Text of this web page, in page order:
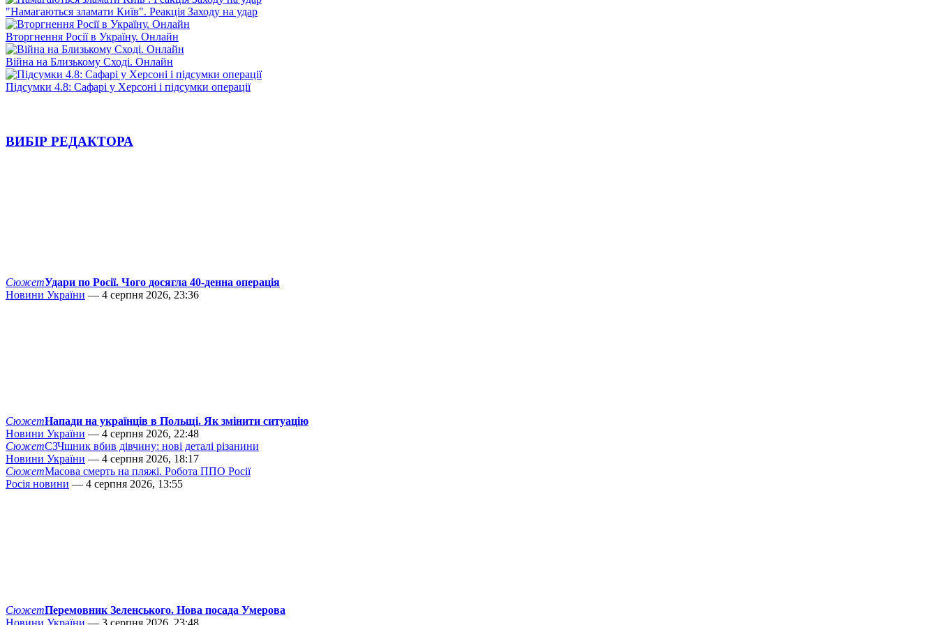
"Намагаються зламати Київ". Реакція Заходу на удар
Вторгнення Росії в Україну. Онлайн
Війна на Близькому Сході. Онлайн
Підсумки 4.8: Сафарі у Херсоні і підсумки операції
ВИБІР РЕДАКТОРА
СюжетУдари по Росії. Чого досягла 40-денна операція
Новини України — 4 серпня 2026, 23:36
СюжетНапади на українців в Польщі. Як змінити ситуацію
Новини України — 4 серпня 2026, 22:48
СюжетСЗЧшник вбив дівчину: нові деталі різанини
Новини України — 4 серпня 2026, 18:17
СюжетМасова смерть на пляжі. Робота ППО Росії
Росія новини — 4 серпня 2026, 13:55
СюжетПеремовник Зеленського. Нова посада Умерова